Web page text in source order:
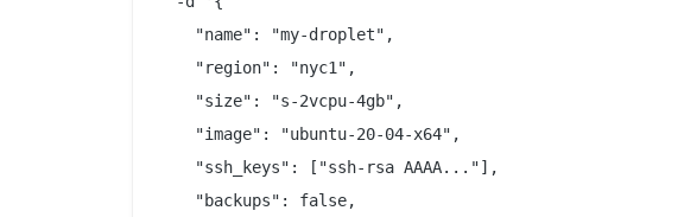
    "name": "my-droplet",
    "region": "nyc1",
    "size": "s-2vcpu-4gb",
    "image": "ubuntu-20-04-x64",
    "ssh_keys": ["ssh-rsa AAAA..."],
    "backups": false,